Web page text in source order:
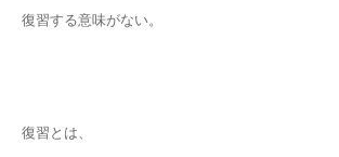
復習する意味がない。
復習とは、